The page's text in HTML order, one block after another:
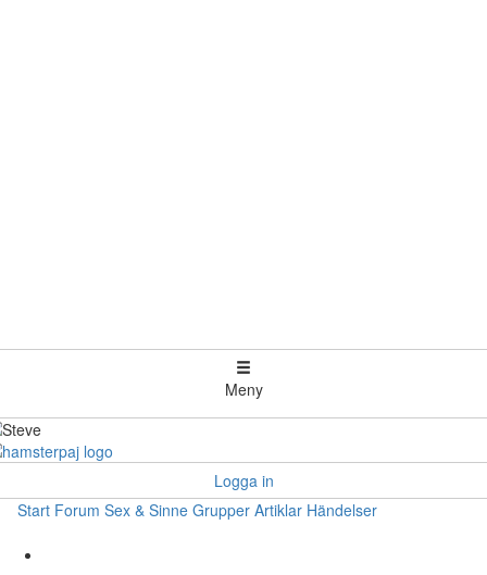
Meny
Logga in
Start Forum Sex & Sinne Grupper Artiklar Händelser